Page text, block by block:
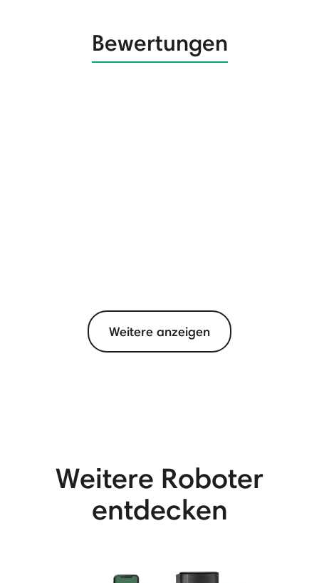
Bewertungen
Weitere anzeigen
Weitere Roboter
entdecken